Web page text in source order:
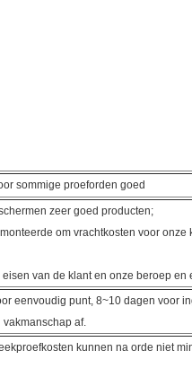
sommige proeforden goed
zeer goed producten;
om vrachtkosten voor onze
van de klant en onze beroep en
eenvoudig punt, 8~10 dagen voor
af.
kunnen na orde niet